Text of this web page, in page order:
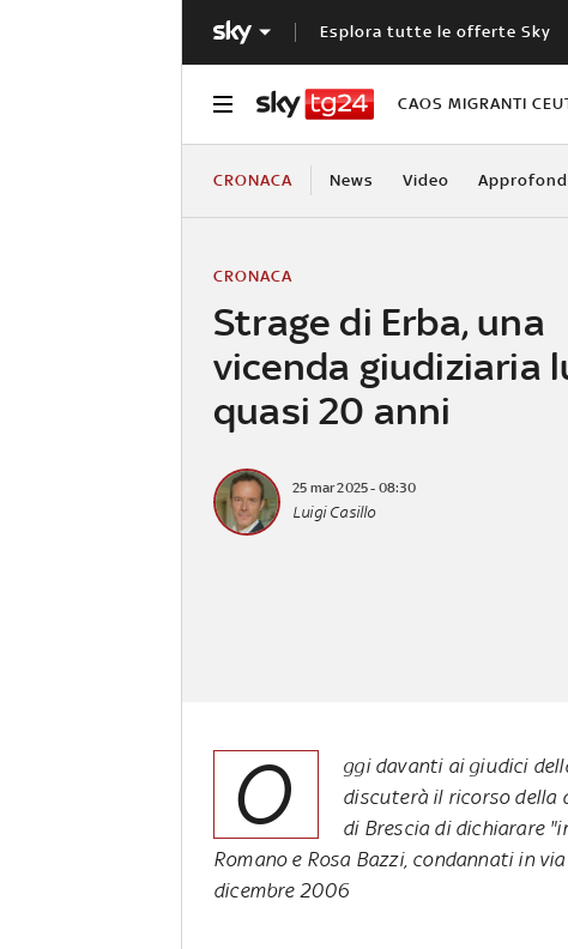
Esplora tutte le offerte Sky
CAOS MIGRANTI
CRONACA News Video
Strage di Erba, una
vicenda giudiziaria
quasi 20 anni
CRONACA
25 mar 2025 - 08:30
Luigi Casillo
O
ggi davanti ai giudici
discuterà il ricorso della
di Brescia di dichiarare
Romano e Rosa Bazzi, condannati in
dicembre 2006